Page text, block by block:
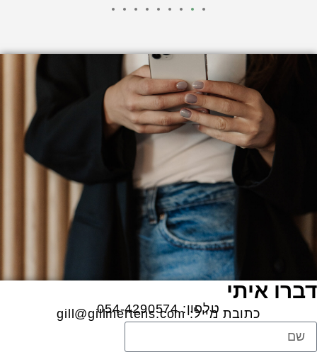
דברו איתי
טלפון: 054-4290574
כתובת מייל:gill@gillmertens.com